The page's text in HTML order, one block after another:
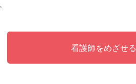
看護師をめざせる